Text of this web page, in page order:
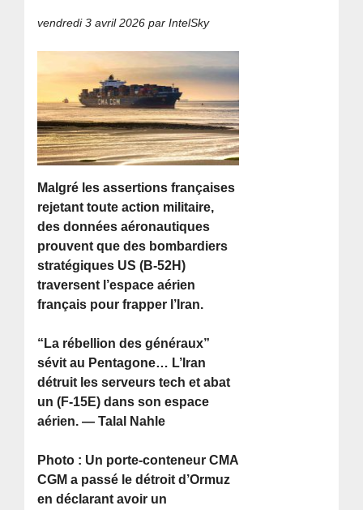
vendredi 3 avril 2026 par IntelSky
Malgré les assertions françaises
rejetant toute action militaire,
des données aéronautiques
prouvent que des bombardiers
stratégiques US (B-52H)
traversent l’espace aérien
français pour frapper l’Iran.
“La rébellion des généraux”
sévit au Pentagone… L’Iran
détruit les serveurs tech et abat
un (F-15E) dans son espace
aérien. — Talal Nahle
Photo : Un porte-conteneur CMA
CGM a passé le détroit d’Ormuz
en déclarant avoir un